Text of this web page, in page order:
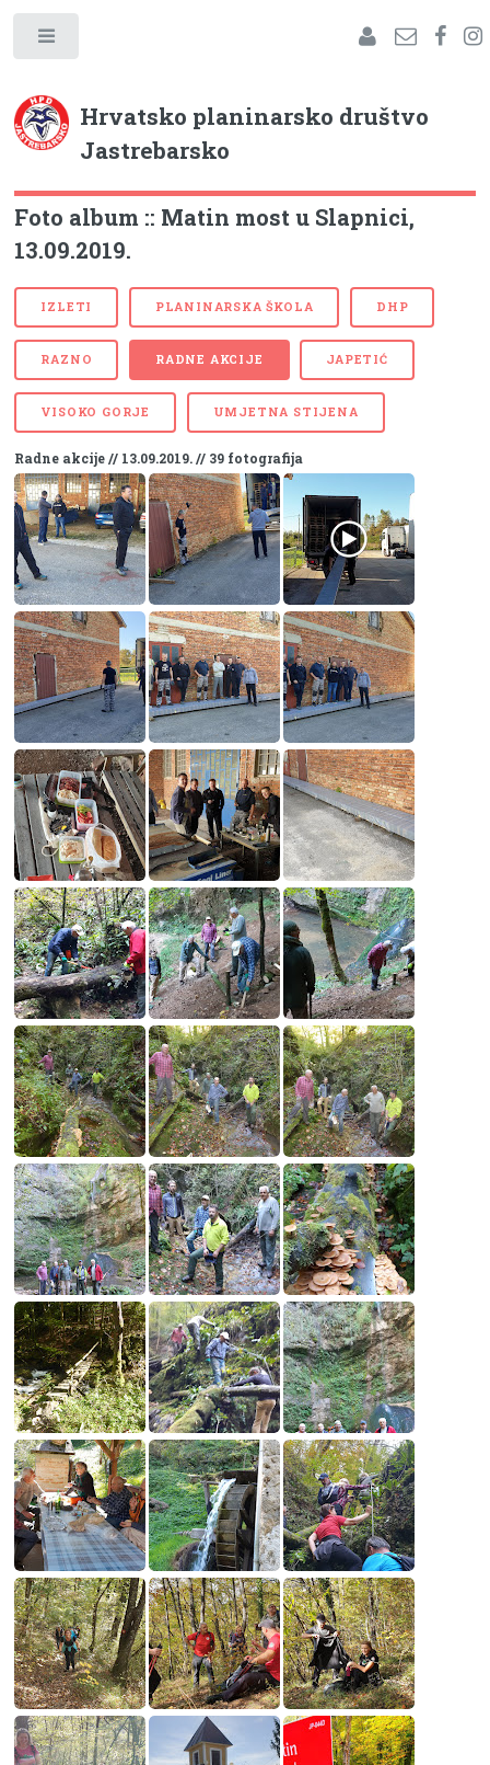
Hrvatsko planinarsko društvo
Jastrebarsko
Foto album :: Matin most u Slapnici,
13.09.2019.
IZLETI PLANINARSKA ŠKOLA DHP
RAZNO RADNE AKCIJE JAPETIĆ
VISOKO GORJE UMJETNA STIJENA
Radne akcije // 13.09.2019. // 39 fotografija